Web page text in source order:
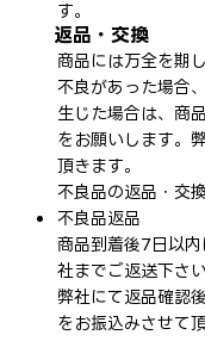
す。
返品・交換
商品には万全を期
不良があった場合
生じた場合は、商
をお願いします。
頂きます。
不良品の返品・交
不良品返品
商品到着後7日以
社までご返送下さい
弊社にて返品確認
をお振込みさせて